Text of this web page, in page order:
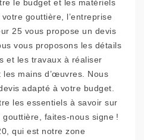
le budget et les matériels
gouttière, l’entreprise
25 vous propose un devis
vous proposons les détails
et les travaux à réaliser
mains d’œuvres. Nous
adapté à votre budget.
les essentiels à savoir sur
faites-nous signe !
qui est notre zone